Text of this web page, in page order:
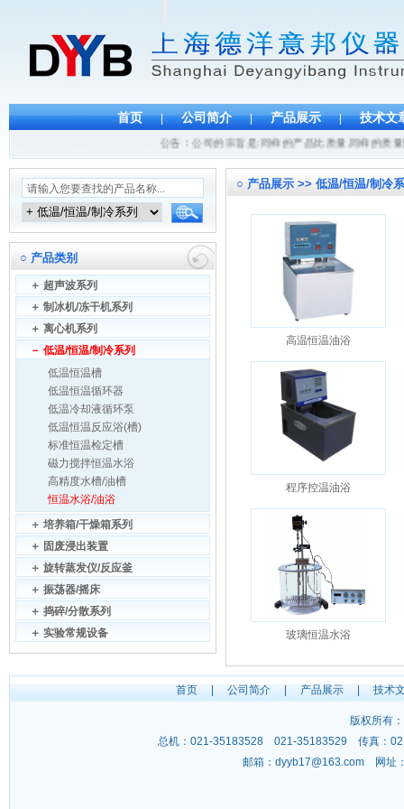
首页 | 公司简介 | 产品展示 | 技术文
公告：公司的宗旨是:同样的产品比质量,同样的质
○ 产品类别
＋ 超声波系列
＋ 制冰机/冻干机系列
＋ 离心机系列
－ 低温/恒温/制冷系列
低温恒温槽
低温恒温循环器
低温冷却液循环泵
低温恒温反应浴(槽)
标准恒温检定槽
磁力搅拌恒温水浴
高精度水槽/油槽
恒温水浴/油浴
＋ 培养箱/干燥箱系列
＋ 固废浸出装置
＋ 旋转蒸发仪/反应釜
＋ 振荡器/摇床
＋ 捣碎/分散系列
＋ 实验常规设备
○ 产品展示 >> 低温/恒温/制冷
高温恒温油浴
程序控温油浴
玻璃恒温水浴
首页| 公司简介| 产品展示| 技术
版权所有：
总机：021-35183528 021-35183529 传真：
邮箱： dyyb17@163.com 网址